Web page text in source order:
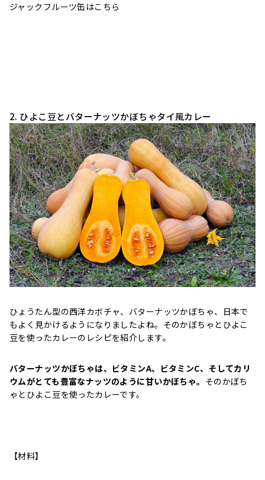
ジャックフルーツ缶はこちら
2. ひよこ豆とバターナッツかぼちゃタイ風カレー
ひょうたん型の西洋カボチャ、バターナッツかぼちゃ、日本で
もよく見かけるようになりましたよね。そのかぼちゃとひよこ
豆を使ったカレーのレシピを紹介します。
バターナッツかぼちゃは、ビタミンA、ビタミンC、そしてカリ
ウムがとても豊富なナッツのように甘いかぼちゃ。 そのかぼち
ゃとひよこ豆を使ったカレーです。
【材料】